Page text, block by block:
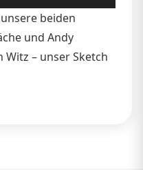
beiden
und Andy
– unser Sketch